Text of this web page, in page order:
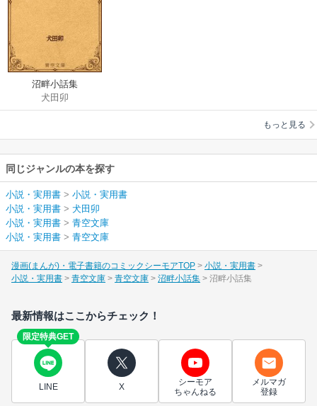
沼畔小話集
犬田卯
もっと見る
同じジャンルの本を探す
小説・実用書 > 小説・実用書
小説・実用書 > 犬田卯
小説・実用書 > 青空文庫
小説・実用書 > 青空文庫
漫画(まんが)・電子書籍のコミックシーモアTOP
小説・実用書
小説・実用書
青空文庫 青空文庫 沼畔小話集 沼畔小話集
最新情報はここからチェック！
限定特典GET
LINE X
シーモア
ちゃんねる
メルマガ
登録